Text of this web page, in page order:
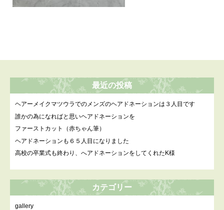
最近の投稿
ヘアーメイクマツウラでのメンズのヘアドネーションは３人目です
誰かの為になればと思いヘアドネーションを
ファーストカット（赤ちゃん筆）
ヘアドネーションも６５人目になりました
高校の卒業式も終わり、へアドネーションをしてくれたK様
カテゴリー
gallery